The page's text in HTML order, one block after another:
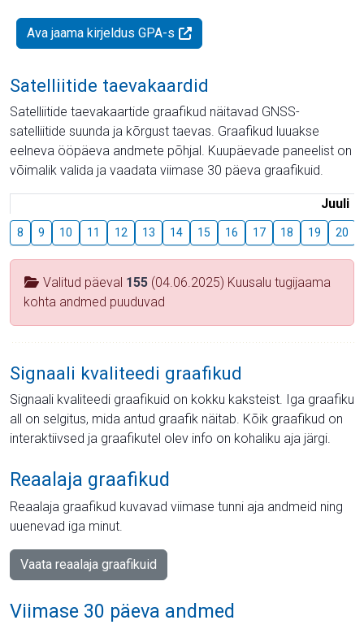
Ava jaama kirjeldus GPA-s
Satelliitide taevakaardid
Satelliitide taevakaartide graafikud näitavad GNSS-
satelliitide suunda ja kõrgust taevas. Graafikud luuakse
eelneva ööpäeva andmete põhjal. Kuupäevade paneelist on
võimalik valida ja vaadata viimase 30 päeva graafikuid.
Juuli
8 9 10 11 12 13 14 15 16 17 18 19 20
Valitud päeval 155 (04.06.2025) Kuusalu tugijaama
kohta andmed puuduvad
Signaali kvaliteedi graafikud
Signaali kvaliteedi graafikuid on kokku kaksteist. Iga graafiku
all on selgitus, mida antud graafik näitab. Kõik graafikud on
interaktiivsed ja graafikutel olev info on kohaliku aja järgi.
Reaalaja graafikud
Reaalaja graafikud kuvavad viimase tunni aja andmeid ning
uuenevad iga minut.
Vaata reaalaja graafikuid
Viimase 30 päeva andmed